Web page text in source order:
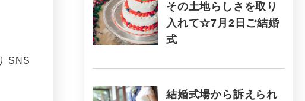
SNS
その土地らしさを取り
入れて☆7月2日ご結婚
式
結婚式場から訴えられ